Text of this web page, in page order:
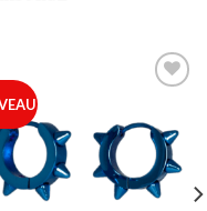
liste